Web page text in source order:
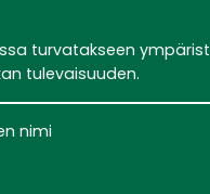
turvatakseen
tulevaisuuden.
nimi